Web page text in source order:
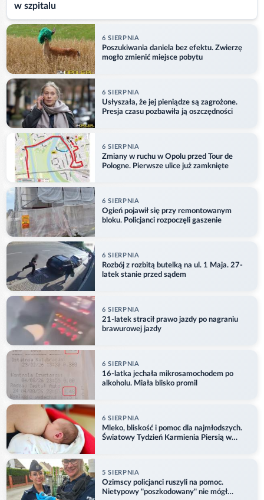
w szpitalu
6 SIERPNIA
Poszukiwania daniela bez efektu. Zwierzę
mogło zmienić miejsce pobytu
6 SIERPNIA
Usłyszała, że jej pieniądze są zagrożone.
Presja czasu pozbawiła ją oszczędności
6 SIERPNIA
Zmiany w ruchu w Opolu przed Tour de
Pologne. Pierwsze ulice już zamknięte
6 SIERPNIA
Ogień pojawił się przy remontowanym
bloku. Policjanci rozpoczęli gaszenie
6 SIERPNIA
Rozbój z rozbitą butelką na ul. 1 Maja. 27-
latek stanie przed sądem
6 SIERPNIA
21-latek stracił prawo jazdy po nagraniu
brawurowej jazdy
6 SIERPNIA
16-latka jechała mikrosamochodem po
alkoholu. Miała blisko promil
6 SIERPNIA
Mleko, bliskość i pomoc dla najmłodszych.
Światowy Tydzień Karmienia Piersią w
5 SIERPNIA
Ozimscy policjanci ruszyli na pomoc.
Nietypowy "poszkodowany" nie mógł